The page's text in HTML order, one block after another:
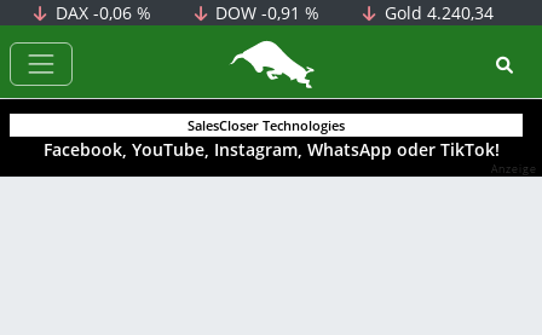
DAX -0,06 % DOW-0,91 % Gold 4.240,34
BörsenNEWS.de
SalesCloser Technologies
Facebook, YouTube, Instagram, WhatsApp oder TikTok!
Anzeige